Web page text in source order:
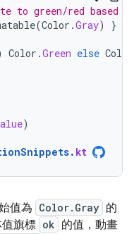
to green/red based
(Color .Gray)
}
Color .Green else Color
)
. kt
值為 Color.Gray 的
旗標 ok 的值，動畫